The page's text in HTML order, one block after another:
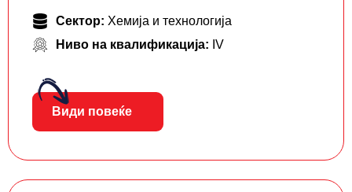
Сектор: Хемија и технологија
Ниво на квалификација: IV
Види повеќе